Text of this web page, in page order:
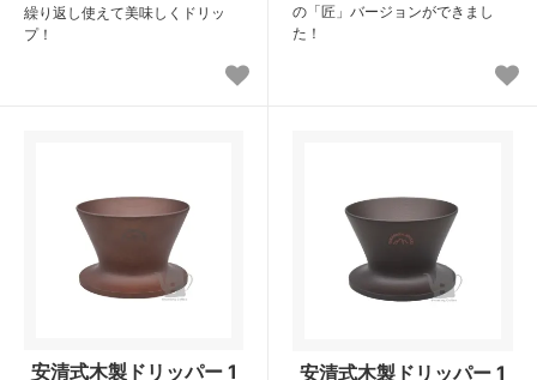
繰り返し使えて美味しくドリッ
プ！
の「匠」バージョンができまし
た！
安清式木製ドリッパー 1 安清式木製ドリッパー 1